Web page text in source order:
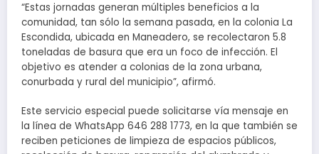
“Estas jornadas generan múltiples beneficios a la
comunidad, tan sólo la semana pasada, en la colonia La
Escondida, ubicada en Maneadero, se recolectaron 5.8
toneladas de basura que era un foco de infección. El
objetivo es atender a colonias de la zona urbana,
conurbada y rural del municipio”, afirmó.
Este servicio especial puede solicitarse vía mensaje en
la línea de WhatsApp 646 288 1773, en la que también se
reciben peticiones de limpieza de espacios públicos,